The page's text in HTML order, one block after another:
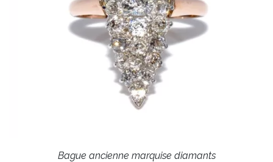
Bague ancienne marquise diamants